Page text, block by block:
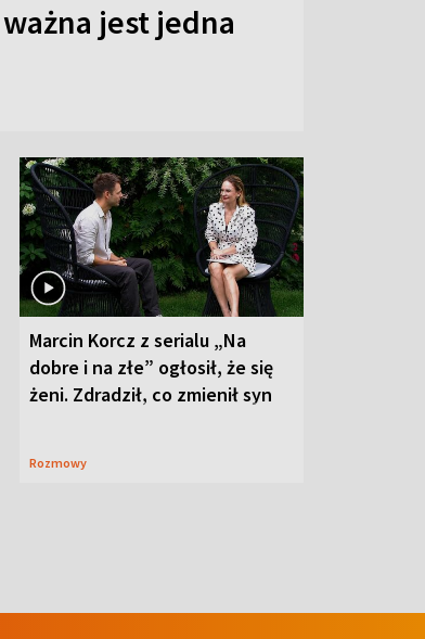
jest jedna
Marcin Korcz z serialu „Na
dobre i na złe” ogłosił, że się
żeni. Zdradził, co zmienił syn
Rozmowy